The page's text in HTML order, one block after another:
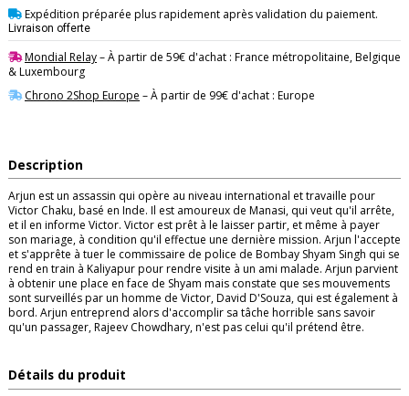
Expédition préparée plus rapidement après validation du paiement.
Livraison offerte
Mondial Relay– À partir de 59€ d'achat : France métropolitaine, Belgique
& Luxembourg
Chrono 2Shop Europe – À partir de 99€ d'achat : Europe
Description
Arjun est un assassin qui opère au niveau international et travaille pour
Victor Chaku, basé en Inde. Il est amoureux de Manasi, qui veut qu'il arrête,
et il en informe Victor. Victor est prêt à le laisser partir, et même à payer
son mariage, à condition qu'il effectue une dernière mission. Arjun l'accepte
et s'apprête à tuer le commissaire de police de Bombay Shyam Singh qui se
rend en train à Kaliyapur pour rendre visite à un ami malade. Arjun parvient
à obtenir une place en face de Shyam mais constate que ses mouvements
sont surveillés par un homme de Victor, David D'Souza, qui est également à
bord. Arjun entreprend alors d'accomplir sa tâche horrible sans savoir
qu'un passager, Rajeev Chowdhary, n'est pas celui qu'il prétend être.
Détails du produit